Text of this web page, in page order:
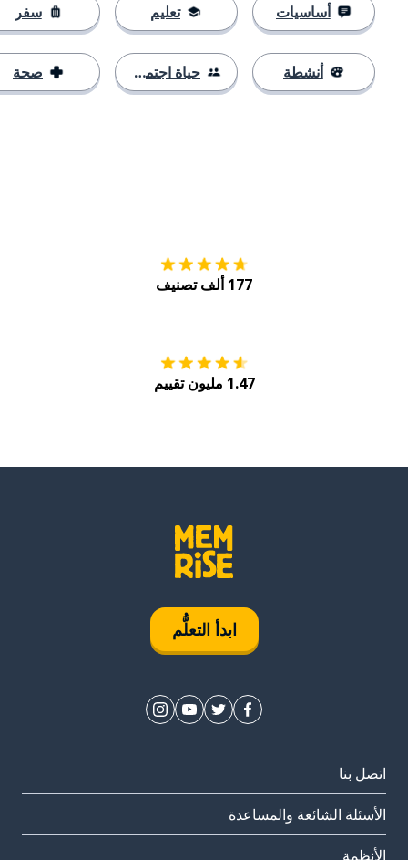
أساسيات
أنشطة
تعليم
حياة اجتماعية
سفر
صحة
177 ألف تصنيف
1.47 مليون تقييم
ابدأ التعلُّم
اتصل بنا
الأسئلة الشائعة والمساعدة
الأنظمة